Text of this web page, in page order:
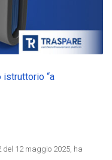
istruttorio “a
del 12 maggio 2025, ha